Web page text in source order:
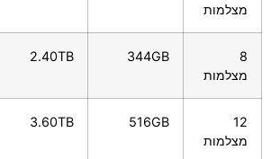
מצלמות
8
מצלמות
344GB
2.40TB
12
מצלמות
516GB
3.60TB